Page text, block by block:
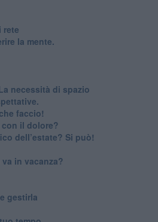
rete
la mente.
necessità di spazio
faccio!
il dolore?
dell’estate? Si può!
in vacanza?
gestirla